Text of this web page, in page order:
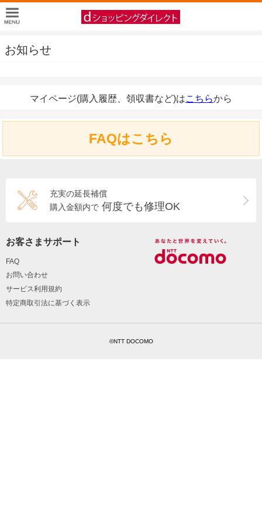
お知らせ
マイページ(購入履歴、領収書など)はこちらから
FAQはこちら
充実の延長補償
購入金額内で 何度でも修理OK
お客さまサポート
FAQ
お問い合わせ
サービス利用規約
特定商取引法に基づく表示
©NTT DOCOMO